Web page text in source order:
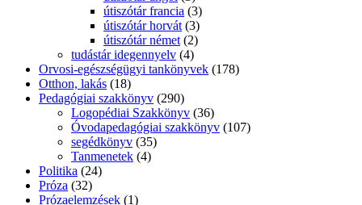
útiszótár francia (3)
útiszótár horvát (3)
útiszótár német (2)
tudástár idegennyelv (4)
Orvosi-egészségügyi tankönyvek (178)
Otthon, lakás (18)
Pedagógiai szakkönyv (290)
Logopédiai Szakkönyv (36)
Óvodapedagógiai szakkönyv (107)
segédkönyv (35)
Tanmenetek (4)
Politika (24)
Próza (32)
Prózaelemzések (1)